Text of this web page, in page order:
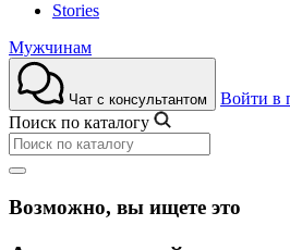
Stories
Мужчинам
Чат с консультантом
Войти в
Поиск по каталогу
Возможно, вы ищете это